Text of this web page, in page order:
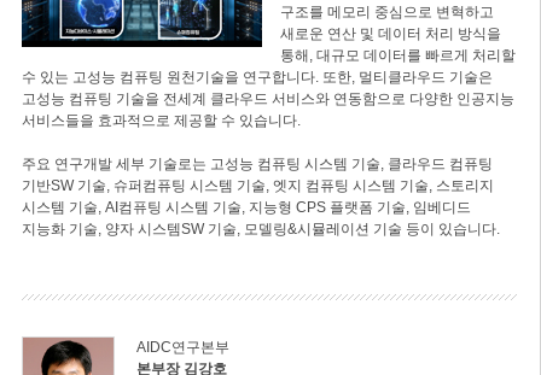
구조를 메모리 중심으로 변혁하고
새로운 연산 및 데이터 처리 방식을
통해, 대규모 데이터를 빠르게 처리할
수 있는 고성능 컴퓨팅 원천기술을 연구합니다. 또한, 멀티클라우드 기술은
고성능 컴퓨팅 기술을 전세계 클라우드 서비스와 연동함으로 다양한 인공지능
서비스들을 효과적으로 제공할 수 있습니다.
주요 연구개발 세부 기술로는 고성능 컴퓨팅 시스템 기술, 클라우드 컴퓨팅
기반SW 기술, 슈퍼컴퓨팅 시스템 기술, 엣지 컴퓨팅 시스템 기술, 스토리지
시스템 기술, AI컴퓨팅 시스템 기술, 지능형 CPS 플랫폼 기술, 임베디드
지능화 기술, 양자 시스템SW 기술, 모델링&시뮬레이션 기술 등이 있습니다.
AIDC연구본부
본부장 김강호